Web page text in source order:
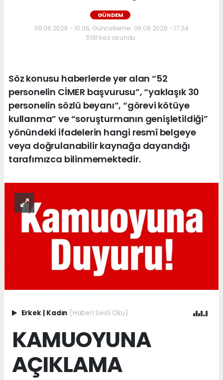
GÜNDEM
09.08.2026 - 10:06, Güncelleme: 09.08.2026 - 17:24
5191 kez okundu.
Söz konusu haberlerde yer alan “52
personelin CİMER başvurusu”, “yaklaşık 30
personelin sözlü beyanı”, “görevi kötüye
kullanma” ve “soruşturmanın genişletildiği”
yönündeki ifadelerin hangi resmî belgeye
veya doğrulanabilir kaynağa dayandığı
tarafımızca bilinmemektedir.
Erkek | Kadın (Haberi Sesli Oku)
KAMUOYUNA
AÇIKLAMA